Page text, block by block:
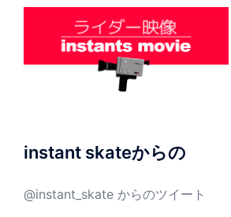
instant skateからの
@instant_skate からのツイート